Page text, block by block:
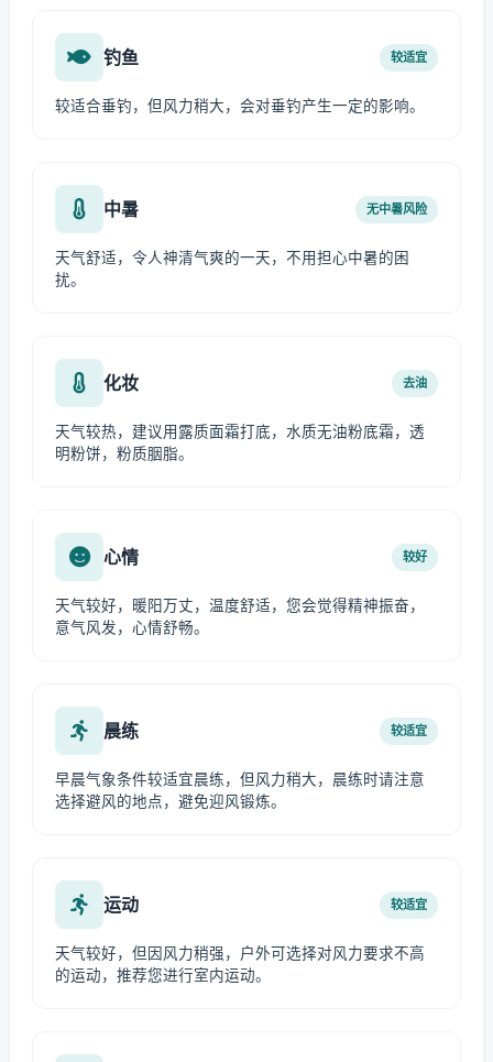
钓鱼 较适宜
较适合垂钓，但风力稍大，会对垂钓产生一定的影响。
中暑 无中暑风险
天气舒适，令人神清气爽的一天，不用担心中暑的困
扰。
化妆 去油
天气较热，建议用露质面霜打底，水质无油粉底霜，透
明粉饼，粉质胭脂。
心情 较好
天气较好，暖阳万丈，温度舒适，您会觉得精神振奋，
意气风发，心情舒畅。
晨练 较适宜
早晨气象条件较适宜晨练，但风力稍大，晨练时请注意
选择避风的地点，避免迎风锻炼。
运动 较适宜
天气较好，但因风力稍强，户外可选择对风力要求不高
的运动，推荐您进行室内运动。